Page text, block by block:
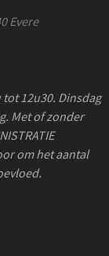
Evere
12u30. Dinsdag
Met of zonder
om het aantal